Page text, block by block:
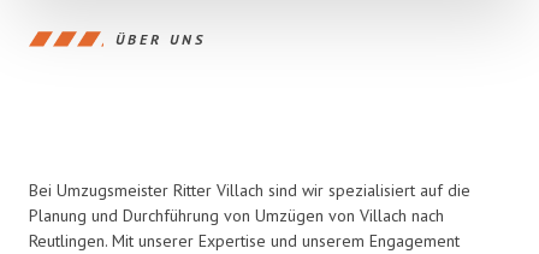
ÜBER UNS
Bei Umzugsmeister Ritter Villach sind wir spezialisiert auf die
Planung und Durchführung von Umzügen von Villach nach
Reutlingen. Mit unserer Expertise und unserem Engagement